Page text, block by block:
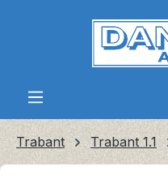
Zum Hauptinhalt springen
Trabant Trabant 1.1